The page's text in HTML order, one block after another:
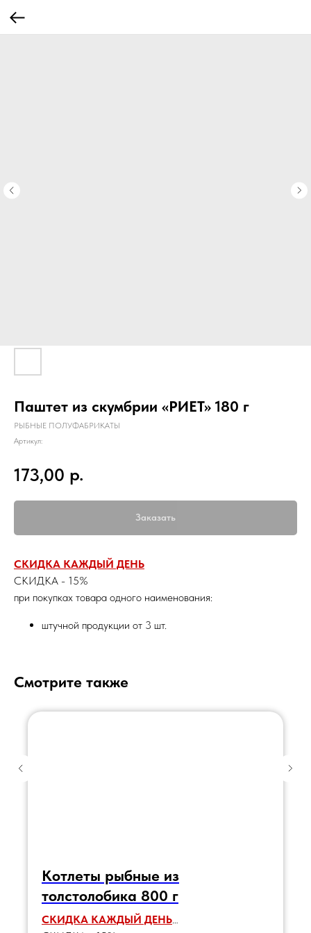
Паштет из скумбрии «РИЕТ» 180 г
РЫБНЫЕ ПОЛУФАБРИКАТЫ
Артикул:
173,00 р.
Заказать
СКИДКА КАЖДЫЙ ДЕНЬ
СКИДКА - 15%
при покупках товара одного наименования:
штучной продукции от 3 шт.
Смотрите также
Котлеты рыбные из
толстолобика 800 г
СКИДКА КАЖДЫЙ ДЕНЬ